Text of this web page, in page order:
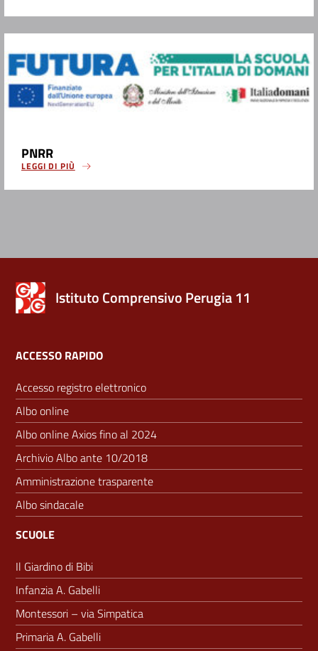
PNRR
LEGGI DI PIÙ
Istituto Comprensivo Perugia 11
ACCESSO RAPIDO
Accesso registro elettronico
Albo online
Albo online Axios fino al 2024
Archivio Albo ante 10/2018
Amministrazione trasparente
Albo sindacale
SCUOLE
Il Giardino di Bibi
Infanzia A. Gabelli
Montessori – via Simpatica
Primaria A. Gabelli